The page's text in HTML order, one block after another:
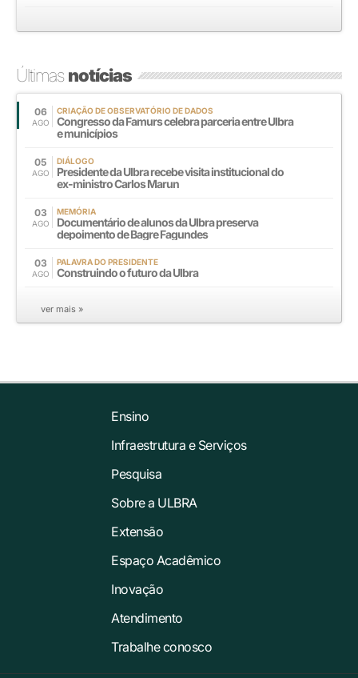
Últimasnotícias
06
AGO
CRIAÇÃO DE OBSERVATÓRIO DE DADOS
Congresso da Famurs celebra parceria entre Ulbra
e municípios
05
AGO
DIÁLOGO
Presidente da Ulbra recebe visita institucional do
ex-ministro Carlos Marun
03
AGO
MEMÓRIA
Documentário de alunos da Ulbra preserva
depoimento de Bagre Fagundes
03
AGO
PALAVRA DO PRESIDENTE
Construindo o futuro da Ulbra
ver mais »
Ensino
Infraestrutura e Serviços
Pesquisa
Sobre a ULBRA
Extensão
Espaço Acadêmico
Inovação
Atendimento
Trabalhe conosco